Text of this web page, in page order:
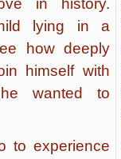
in history.
lying in a
how deeply
himself with
wanted to
to experience